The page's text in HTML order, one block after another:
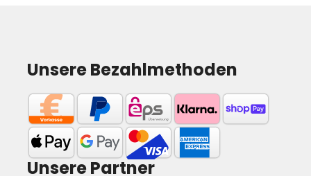
Unsere Bezahlmethoden
Unsere Partner